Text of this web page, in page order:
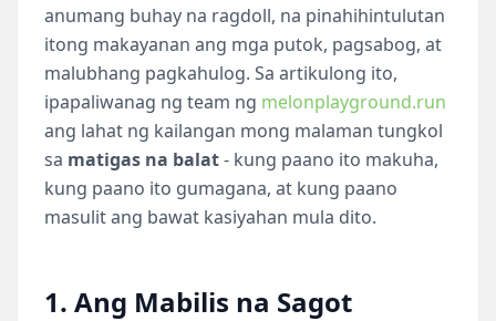
anumang buhay na ragdoll, na pinahihintulutan
itong makayanan ang mga putok, pagsabog, at
malubhang pagkahulog. Sa artikulong ito,
ipapaliwanag ng team ng melonplayground.run
ang lahat ng kailangan mong malaman tungkol
sa matigas na balat- kung paano ito makuha,
kung paano ito gumagana, at kung paano
masulit ang bawat kasiyahan mula dito.
1. Ang Mabilis na Sagot